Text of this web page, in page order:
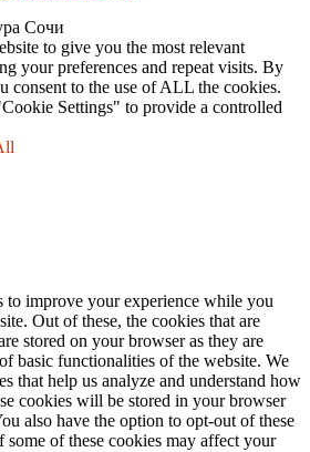
Сочи
to give you the most relevant
your preferences and repeat visits. By
consent to the use of ALL the cookies.
Settings" to provide a controlled
to improve your experience while you
Out of these, the cookies that are
stored on your browser as they are
basic functionalities of the website. We
that help us analyze and understand how
cookies will be stored in your browser
also have the option to opt-out of these
of these cookies may affect your